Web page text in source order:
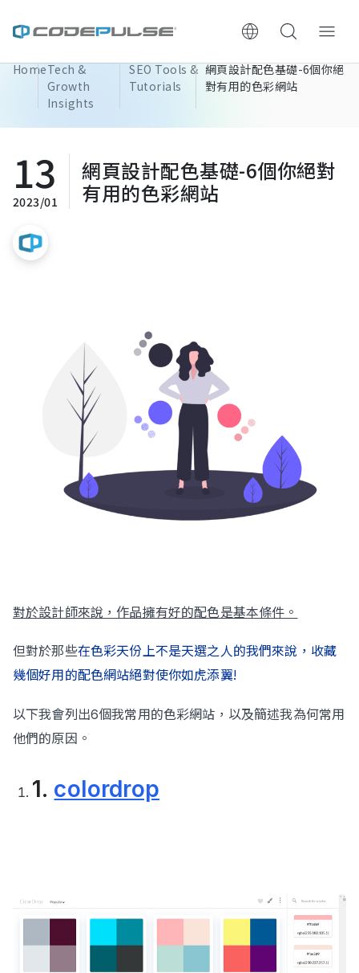
ChooWe AI仿生客服
Services & Pricing
Website Construction Process
Portfolio
Tech & Growth Insights
Contact Us
HomeTech &
Growth
Insights
SEO Tools &
Tutorials
網頁設計配色基礎-6個你絕
對有用的色彩網站
13
2023/01
網頁設計配色基礎-6個你絕對
有用的色彩網站
對於設計師來說，作品擁有好的配色是基本條件。
但對於那些在色彩天份上不是天選之人的我們來說，收藏
幾個好用的配色網站絕對使你如虎添翼!
以下我會列出6個我常用的色彩網站，以及簡述我為何常用
他們的原因。
1. colordrop